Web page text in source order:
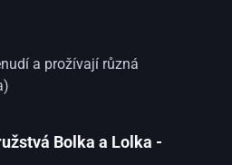
a prožívají různá
Bolka a Lolka -